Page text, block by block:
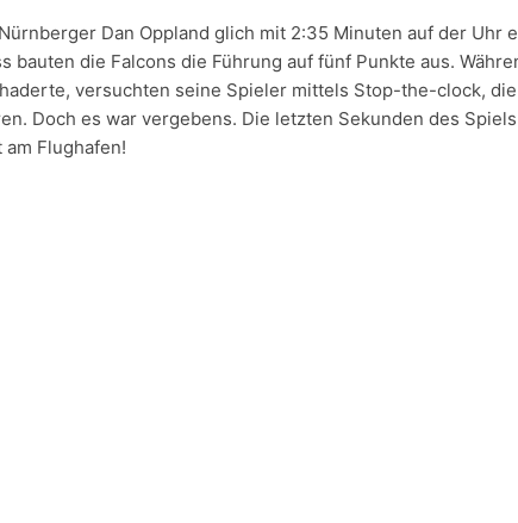
Dan Oppland glich mit 2:35 Minuten auf der Uhr
bauten die Falcons die Führung auf fünf Punkte aus.
versuchten seine Spieler mittels Stop-the-clock,
Doch es war vergebens. Die letzten Sekunden des
Flughafen!